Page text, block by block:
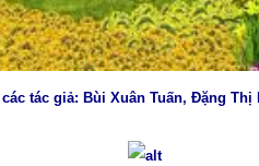
tác giả: Bùi Xuân Tuấn, Đặng Thị